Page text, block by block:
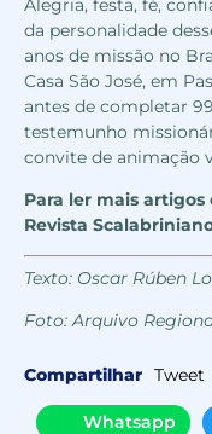
da personalidade
anos de missão no
Casa São José, em
antes de completar
testemunho
convite de animação
Para ler mais artigos
Revista
Texto: Oscar Rúben
Foto: Arquivo
Compartilhar Tweet
Whatsapp